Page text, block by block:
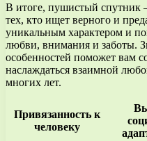
В итоге, пушистый спутник
тех, кто ищет верного и
уникальным характером и
любви, внимания и заботы.
особенностей поможет вам
наслаждаться взаимной
многих лет.
Привязанность к
человеку